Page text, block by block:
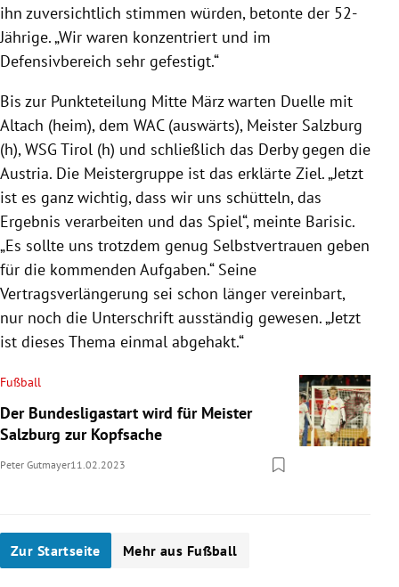
ihn zuversichtlich stimmen würden, betonte der 52-
Jährige. „Wir waren konzentriert und im
Defensivbereich sehr gefestigt.“
Bis zur Punkteteilung Mitte März warten Duelle mit
Altach (heim), dem WAC (auswärts), Meister Salzburg
(h), WSG Tirol (h) und schließlich das Derby gegen die
Austria. Die Meistergruppe ist das erklärte Ziel. „Jetzt
ist es ganz wichtig, dass wir uns schütteln, das
Ergebnis verarbeiten und das Spiel“, meinte Barisic.
„Es sollte uns trotzdem genug Selbstvertrauen geben
für die kommenden Aufgaben.“ Seine
Vertragsverlängerung sei schon länger vereinbart,
nur noch die Unterschrift ausständig gewesen. „Jetzt
ist dieses Thema einmal abgehakt.“
Fußball
Der Bundesligastart wird für Meister
Salzburg zur Kopfsache
Peter Gutmayer11.02.2023
Zur Startseite Mehr aus Fußball